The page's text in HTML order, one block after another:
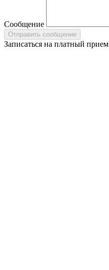
Сообщение
Записаться на платный прием